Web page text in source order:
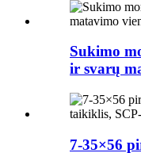
Sukimo
ir svarų
7-35×56